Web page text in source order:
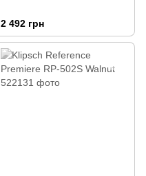
2 492 грн